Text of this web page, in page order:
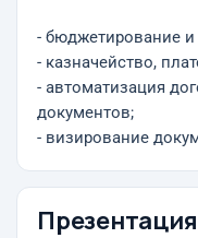
- бюджетирование
- казначейство,
- автоматизация
документов;
- визирование